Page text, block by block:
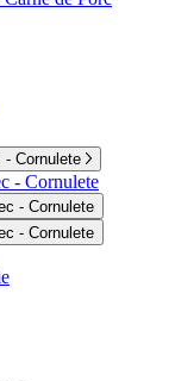
- Cornulete
- Cornulete
- Cornulete
- Cornulete